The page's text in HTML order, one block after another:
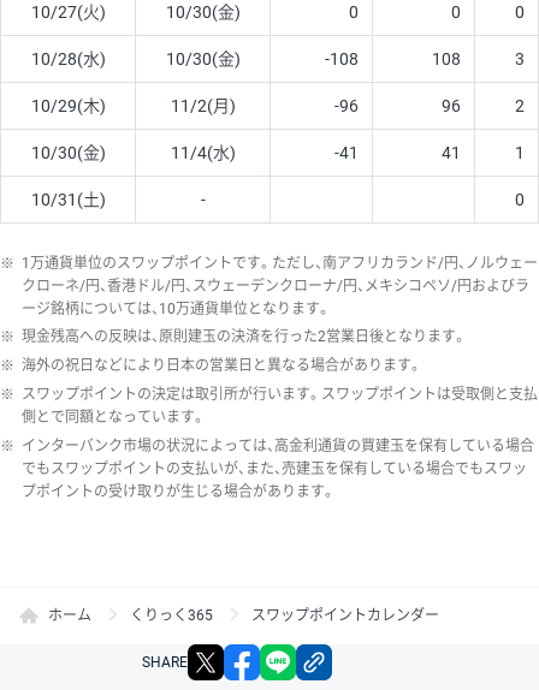
10/27(火) 10/30(金) 0 0 0
10/28(水) 10/30(金) -108 108 3
10/29(木) 11/2(月) -96 96 2
10/30(金) 11/4(水) -41 41 1
10/31(土) - 0
※ 1万通貨単位のスワップポイントです。ただし、南アフリカランド/円、ノルウェー
クローネ/円、香港ドル/円、スウェーデンクローナ/円、メキシコペソ/円およびラ
ージ銘柄については、10万通貨単位となります。
※ 現金残高への反映は、原則建玉の決済を行った2営業日後となります。
※ 海外の祝日などにより日本の営業日と異なる場合があります。
※ スワップポイントの決定は取引所が行います。スワップポイントは受取側と支払
側とで同額となっています。
※ インターバンク市場の状況によっては、高金利通貨の買建玉を保有している場合
でもスワップポイントの支払いが、また、売建玉を保有している場合でもスワッ
プポイントの受け取りが生じる場合があります。
ホーム くりっく365 スワップポイントカレンダー
SHARE X facebook